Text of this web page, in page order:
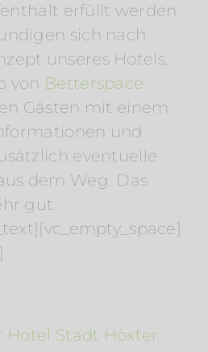
erfüllt werden
sich nach
unseres Hotels.
von Betterspace
Gästen mit einem
und
eventuelle
dem Weg. Das
gut
Hotel Stadt Höxter